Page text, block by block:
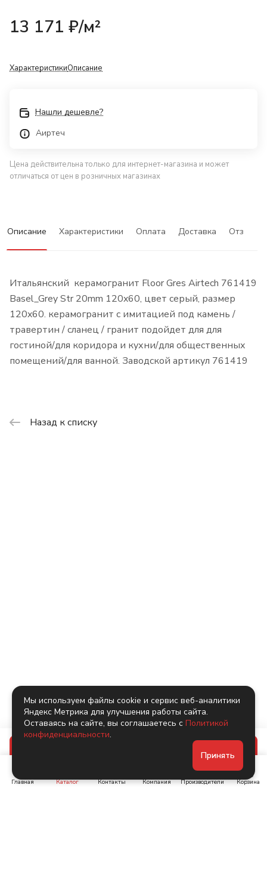
13 171 ₽/м²
ХарактеристикиОписание
Нашли дешевле?
Аиртеч
Цена действительна только для интернет-магазина и может
отличаться от цен в розничных магазинах
Описание Характеристики Оплата Доставка Отзывы
Итальянский керамогранит Floor Gres Airtech 761419
Basel_Grey Str 20mm 120x60, цвет серый, размер
120x60. керамогранит с имитацией под камень /
травертин / сланец / гранит подойдет для для
гостиной/для коридора и кухни/для общественных
помещений/для ванной. Заводской артикул 761419
Назад к списку
Главная Каталог Контакты Компания Производители Корзина
Мы используем файлы cookie и сервис веб-аналитики
Яндекс Метрика для улучшения работы сайта.
Оставаясь на сайте, вы соглашаетесь с Политикой
конфиденциальности.
Принять